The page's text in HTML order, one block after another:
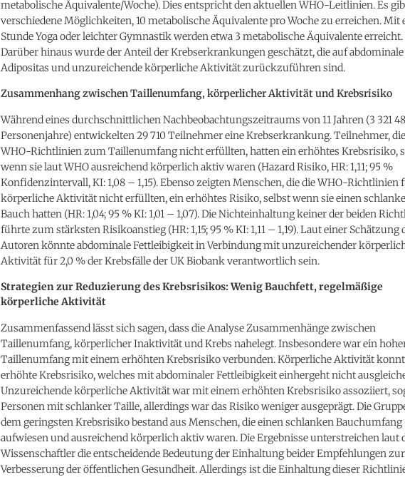
metabolische Äquivalente/Woche). Dies entspricht den aktuellen WHO-Leitlinien. Es
verschiedene Möglichkeiten, 10 metabolische Äquivalente pro Woche zu erreichen. Mit
Stunde Yoga oder leichter Gymnastik werden etwa 3 metabolische Äquivalente erreicht.
Darüber hinaus wurde der Anteil der Krebserkrankungen geschätzt, die auf abdominale
Adipositas und unzureichende körperliche Aktivität zurückzuführen sind.
Zusammenhang zwischen Taillenumfang, körperlicher Aktivität und Krebsrisiko
Während eines durchschnittlichen Nachbeobachtungszeitraums von 11 Jahren (3 321
Personenjahre) entwickelten 29 710 Teilnehmer eine Krebserkrankung. Teilnehmer,
WHO-Richtlinien zum Taillenumfang nicht erfüllten, hatten ein erhöhtes Krebsrisiko,
wenn sie laut WHO ausreichend körperlich aktiv waren (Hazard Risiko, HR: 1,11; 95 %
Konfidenzintervall, KI: 1,08 – 1,15). Ebenso zeigten Menschen, die die WHO-Richtlinien
körperliche Aktivität nicht erfüllten, ein erhöhtes Risiko, selbst wenn sie einen
Bauch hatten (HR: 1,04; 95 % KI: 1,01 – 1,07). Die Nichteinhaltung keiner der beiden
führte zum stärksten Risikoanstieg (HR: 1,15; 95 % KI: 1,11 – 1,19). Laut einer Schätzung
Autoren könnte abdominale Fettleibigkeit in Verbindung mit unzureichender
Aktivität für 2,0 % der Krebsfälle der UK Biobank verantwortlich sein.
Strategien zur Reduzierung des Krebsrisikos: Wenig Bauchfett, regelmäßige
körperliche Aktivität
Zusammenfassend lässt sich sagen, dass die Analyse Zusammenhänge zwischen
Taillenumfang, körperlicher Inaktivität und Krebs nahelegt. Insbesondere war ein
Taillenumfang mit einem erhöhten Krebsrisiko verbunden. Körperliche Aktivität
erhöhte Krebsrisiko, welches mit abdominaler Fettleibigkeit einhergeht nicht
Unzureichende körperliche Aktivität war mit einem erhöhten Krebsrisiko assoziiert,
Personen mit schlanker Taille, allerdings war das Risiko weniger ausgeprägt. Die
dem geringsten Krebsrisiko bestand aus Menschen, die einen schlanken Bauchumfang
aufwiesen und ausreichend körperlich aktiv waren. Die Ergebnisse unterstreichen laut
Wissenschaftler die entscheidende Bedeutung der Einhaltung beider Empfehlungen zur
Verbesserung der öffentlichen Gesundheit. Allerdings ist die Einhaltung dieser